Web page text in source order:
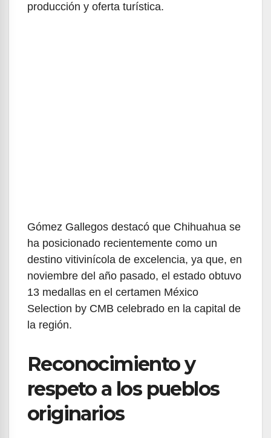
producción y oferta turística.
Gómez Gallegos destacó que Chihuahua se
ha posicionado recientemente como un
destino vitivinícola de excelencia, ya que, en
noviembre del año pasado, el estado obtuvo
13 medallas en el certamen México
Selection by CMB celebrado en la capital de
la región.
Reconocimiento y
respeto a los pueblos
originarios